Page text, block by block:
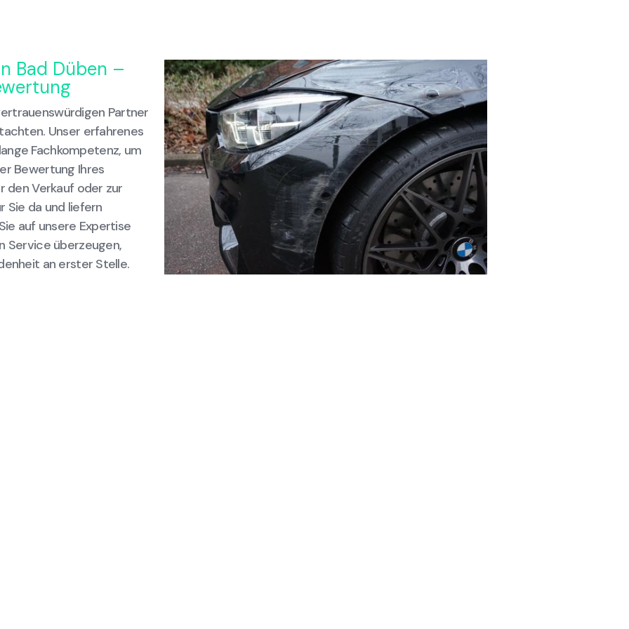
Bad Düben –
Partner
Unser erfahrenes
Fachkompetenz, um
Bewertung Ihres
den Verkauf oder zur
Sie da und liefern
auf unsere Expertise
Service überzeugen,
an erster Stelle.